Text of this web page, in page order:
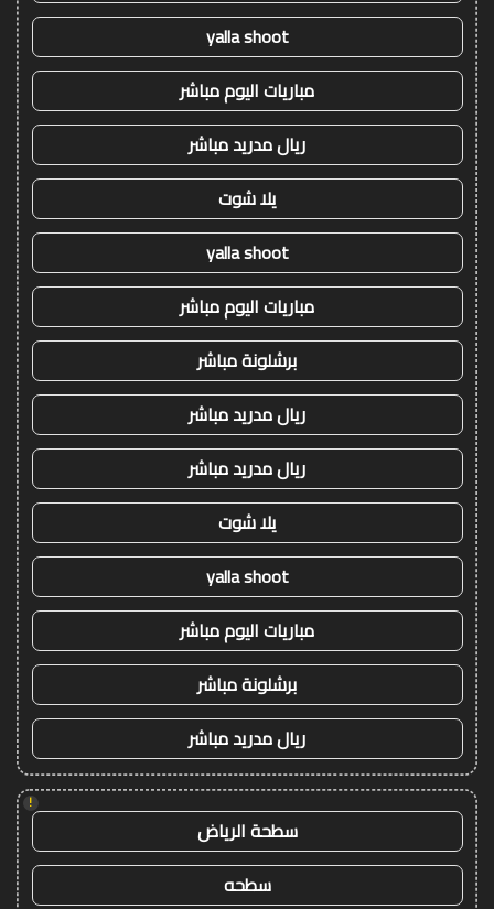
yalla shoot
مباريات اليوم مباشر
ريال مدريد مباشر
يلا شوت
yalla shoot
مباريات اليوم مباشر
برشلونة مباشر
ريال مدريد مباشر
ريال مدريد مباشر
يلا شوت
yalla shoot
مباريات اليوم مباشر
برشلونة مباشر
ريال مدريد مباشر
!
سطحة الرياض
سطحه